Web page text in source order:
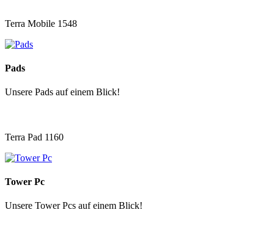
Terra Mobile 1548
Pads
Unsere Pads auf einem Blick!
Terra Pad 1160
Tower Pc
Unsere Tower Pcs auf einem Blick!